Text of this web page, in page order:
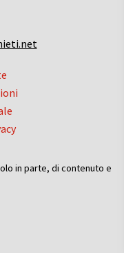
in parte, di contenuto e